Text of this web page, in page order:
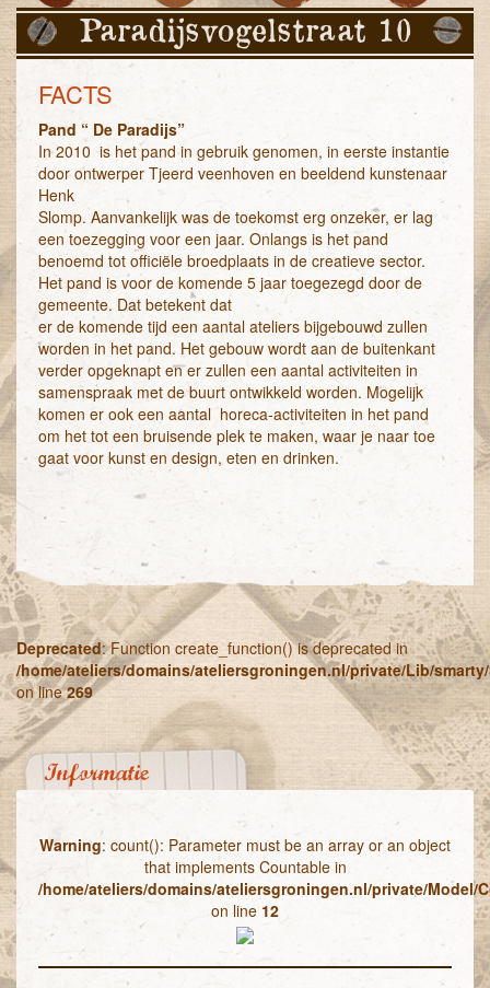
Paradijsvogelstraat 10
FACTS
Pand “ De Paradijs”
In 2010 is het pand in gebruik genomen, in eerste instantie
door ontwerper Tjeerd veenhoven en beeldend kunstenaar
Henk
Slomp. Aanvankelijk was de toekomst erg onzeker, er lag
een toezegging voor een jaar. Onlangs is het pand
benoemd tot officiële broedplaats in de creatieve sector.
Het pand is voor de komende 5 jaar toegezegd door de
gemeente. Dat betekent dat
er de komende tijd een aantal ateliers bijgebouwd zullen
worden in het pand. Het gebouw wordt aan de buitenkant
verder opgeknapt en er zullen een aantal activiteiten in
samenspraak met de buurt ontwikkeld worden. Mogelijk
komen er ook een aantal horeca-activiteiten in het pand
om het tot een bruisende plek te maken, waar je naar toe
gaat voor kunst en design, eten en drinken.
Deprecated: Function create_function() is deprecated in
/home/ateliers/domains/ateliersgroningen.nl/private/Lib/
on line269
Informatie
Warning: count(): Parameter must be an array or an object
that implements Countable in
/home/ateliers/domains/ateliersgroningen.nl/private/Model/
on line 12